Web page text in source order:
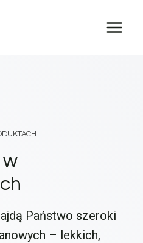
w
Państwo szeroki
– lekkich,